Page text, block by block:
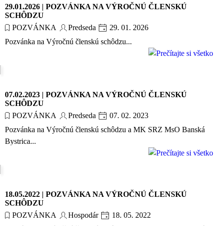
29.01.2026 | POZVÁNKA NA VÝROČNÚ ČLENSKÚ
SCHÔDZU
POZVÁNKA
Predseda
29. 01. 2026
Pozvánka na Výročnú členskú schôdzu...
07.02.2023 | POZVÁNKA NA VÝROČNÚ ČLENSKÚ
SCHÔDZU
POZVÁNKA
Predseda
07. 02. 2023
Pozvánka na Výročnú členskú schôdzu a MK SRZ MsO Banská
Bystrica...
18.05.2022 | POZVÁNKA NA VÝROČNÚ ČLENSKÚ
SCHÔDZU
POZVÁNKA
Hospodár
18. 05. 2022